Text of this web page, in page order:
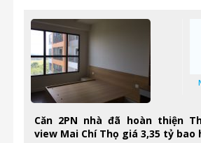
Căn 2PN nhà đã hoàn thiện
view Mai Chí Thọ giá 3,35 tỷ bao